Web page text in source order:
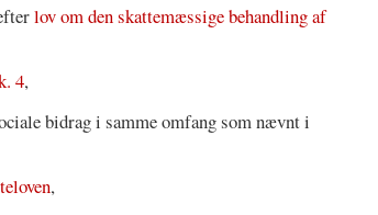
lov om den skattemæssige behandling af
4,
bidrag i samme omfang som nævnt i
,